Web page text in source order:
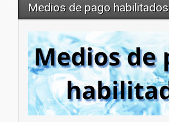
Medios de pago habilitados